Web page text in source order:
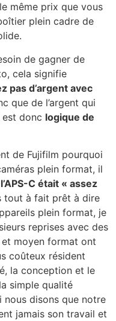
même prix que vous
plein cadre de
de gagner de
cela signifie
pas d’argent avec
que de l’argent qui
est donc logique de
de Fujifilm pourquoi
plein format, il
l’APS-C était « assez
tout à fait prêt à dire
plein format, je
reprises avec des
moyen format ont
coûteux résident
la conception et le
simple qualité
nous disons que notre
jamais son travail et